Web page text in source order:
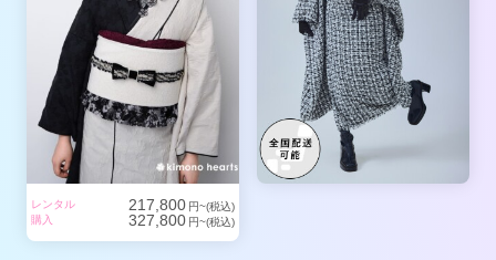
レンタル 217,800 円~(税込)
購入
327,800 円~(税込)